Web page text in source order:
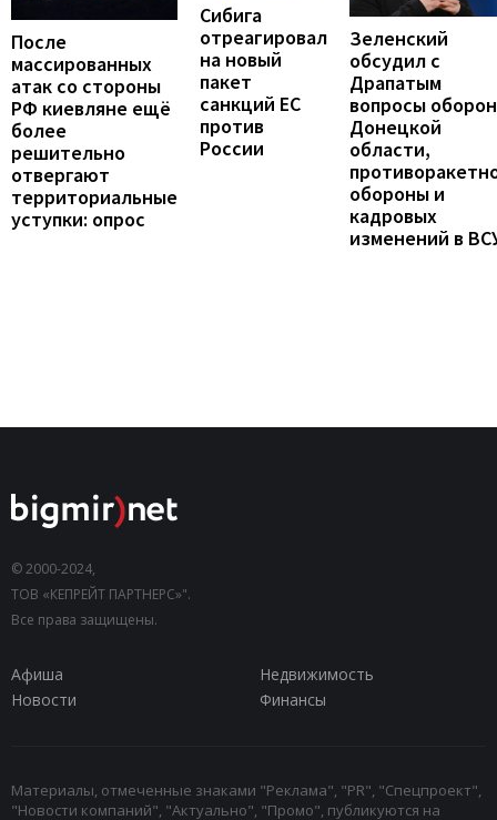
После
массированных
атак со стороны
РФ киевляне ещё
более
решительно
отвергают
территориальные
уступки: опрос
Сибига
отреагировал
на новый
пакет
санкций ЕС
против
России
Зеленский
обсудил с
Драпатым
вопросы
Донецкой
области,
обороны и
кадровых
изменений в
© 2000-2024,
ТОВ «КЕПРЕЙТ ПАРТНЕРС»".
Все права защищены.
Афиша
Недвижимость
Новости
Финансы
Материалы, отмеченные знаками "Реклама", "PR", "Спецпроект",
"Новости компаний", "Актуально", "Промо", публикуются на